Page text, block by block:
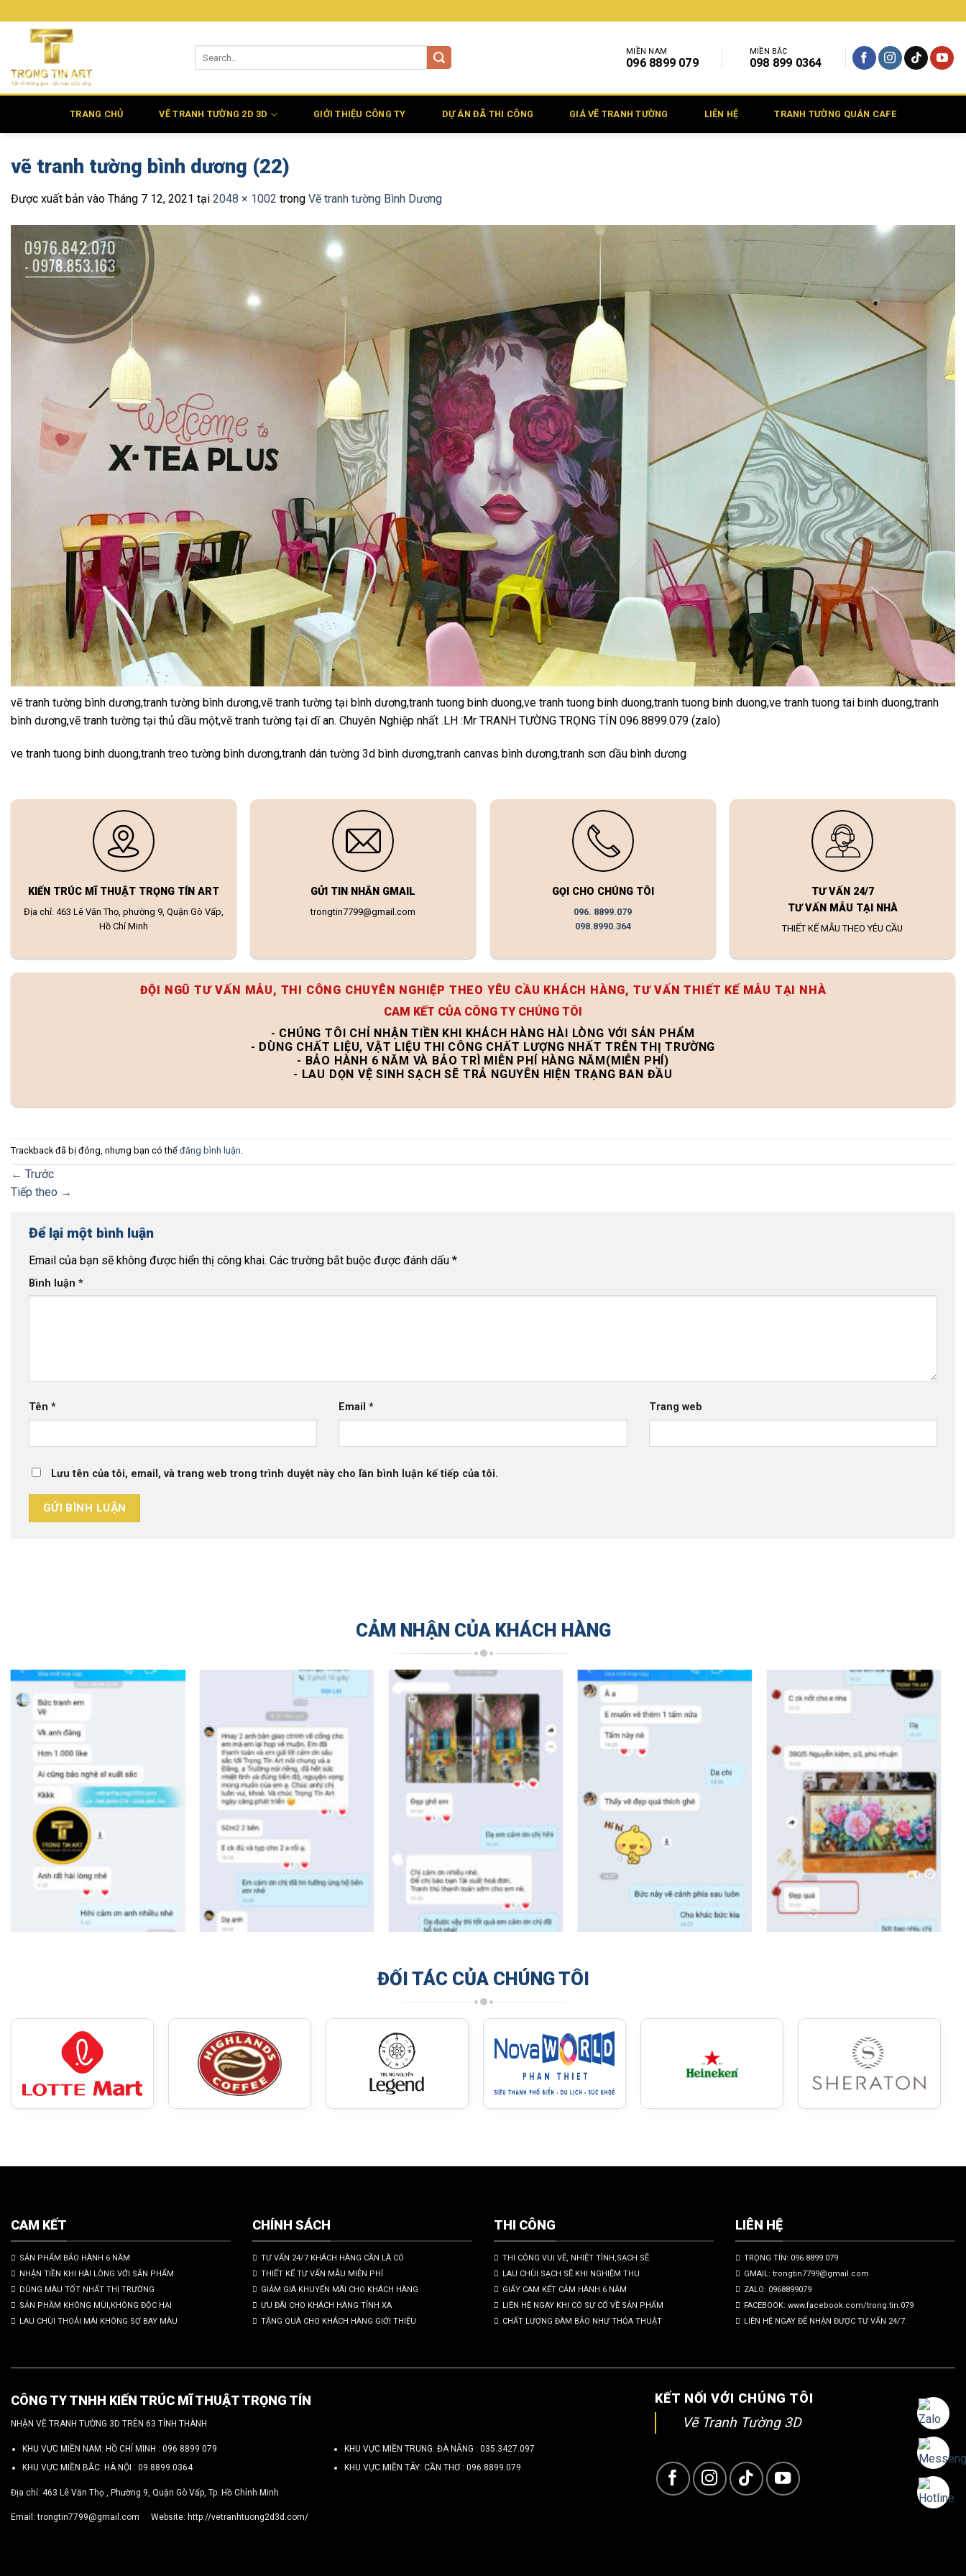
qua
MIỀN NAM
096 8899 079
MIỀN BẮC
098 899 0364
TRANG CHỦ VẼ TRANH TƯỜNG 2D 3D GIỚI THIỆU CÔNG TY DỰ ÁN ĐÃ THI CÔNG GIÁ VẼ TRANH TƯỜNG LIÊN HỆ TRANH TƯỜNG QUÁN CAFE
vẽ tranh tường bình dương (22)
Được xuất bản vào Tháng 7 12, 2021 tại 2048 × 1002 trong Vẽ tranh tường Bình Dương
vẽ tranh tường bình dương,tranh tường bình dương,vẽ tranh tường tại bình dương,tranh tuong binh duong,ve tranh tuong binh duong,tranh tuong binh duong,ve tranh tuong tai binh duong,tranh
bình dương,vẽ tranh tường tại thủ dầu một,vẽ tranh tường tại dĩ an. Chuyên Nghiệp nhất .LH :Mr TRANH TƯỜNG TRỌNG TÍN 096.8899.079 (zalo)
ve tranh tuong binh duong,tranh treo tường bình dương,tranh dán tường 3d bình dương,tranh canvas bình dương,tranh sơn dầu bình dương
KIẾN TRÚC MĨ THUẬT TRỌNG TÍN ART
Địa chỉ: 463 Lê Văn Thọ, phường 9, Quận Gò Vấp,
Hồ Chí Minh
GỬI TIN NHẮN GMAIL
trongtin7799@gmail.com
GỌI CHO CHÚNG TÔI
096. 8899.079
098.8990.364
TƯ VẤN 24/7
TƯ VẤN MẪU TẠI NHÀ
THIẾT KẾ MẪU THEO YÊU CẦU
ĐỘI NGŨ TƯ VẤN MẪU, THI CÔNG CHUYÊN NGHIỆP THEO YÊU CẦU KHÁCH HÀNG, TƯ VẤN THIẾT KẾ MẪU TẠI NHÀ
CAM KẾT CỦA CÔNG TY CHÚNG TÔI
- CHÚNG TÔI CHỈ NHẬN TIỀN KHI KHÁCH HÀNG HÀI LÒNG VỚI SẢN PHẨM
- DÙNG CHẤT LIỆU, VẬT LIỆU THI CÔNG CHẤT LƯỢNG NHẤT TRÊN THỊ TRƯỜNG
- BẢO HÀNH 6 NĂM VÀ BẢO TRÌ MIỄN PHÍ HÀNG NĂM(MIỄN PHÍ)
- LAU DỌN VỆ SINH SẠCH SẼ TRẢ NGUYÊN HIỆN TRẠNG BAN ĐẦU
Trackback đã bị đóng, nhưng bạn có thể đăng bình luận.
← Trước
Tiếp theo →
Để lại một bình luận
Email của bạn sẽ không được hiển thị công khai. Các trường bắt buộc được đánh dấu *
Bình luận *
Tên * Email* Trang web
Lưu tên của tôi, email, và trang web trong trình duyệt này cho lần bình luận kế tiếp của tôi.
CẢM NHẬN CỦA KHÁCH HÀNG
ĐỐI TÁC CỦA CHÚNG TÔI
CAM KẾT
SẢN PHẨM BẢO HÀNH 6 NĂM
NHẬN TIỀN KHI HÀI LÒNG VỚI SẢN PHẨM
DÙNG MÀU TỐT NHẤT THỊ TRƯỜNG
SẢN PHẦM KHÔNG MÙI,KHÔNG ĐỘC HẠI
LAU CHÙI THOẢI MÁI KHÔNG SỢ BAY MÀU
CHÍNH SÁCH
TƯ VẤN 24/7 KHÁCH HÀNG CẦN LÀ CÓ
THIẾT KẾ TƯ VẤN MẪU MIỄN PHÍ
GIẢM GIÁ KHUYẾN MÃI CHO KHÁCH HÀNG
ƯU ĐÃI CHO KHÁCH HÀNG TỈNH XA
TẶNG QUÀ CHO KHÁCH HÀNG GIỚI THIỆU
THI CÔNG
THI CÔNG VUI VẼ, NHIỆT TÌNH,SẠCH SẼ
LAU CHÙI SẠCH SẼ KHI NGHIỆM THU
GIẤY CAM KẾT CẢM HÀNH 6 NĂM
LIÊN HỆ NGAY KHI CÓ SỰ CỐ VỀ SẢN PHẨM
CHẤT LƯỢNG ĐÀM BẢO NHƯ THỎA THUẬT
LIÊN HỆ
TRỌNG TÍN: 096.8899.079
GMAIL: trongtin7799@gmail.com
ZALO: 0968899079
FACEBOOK: www.facebook.com/trong.tin.079
LIÊN HỆ NGAY ĐỂ NHẬN ĐƯỢC TƯ VẤN 24/7.
CÔNG TY TNHH KIẾN TRÚC MĨ THUẬT TRỌNG TÍN
NHẬN VẼ TRANH TƯỜNG 3D TRÊN 63 TỈNH THÀNH
KHU VỰC MIỀN NAM: HỒ CHÍ MINH : 096 8899 079
KHU VỰC MIỀN BẮC: HÀ NỘI : 09.8899.0364
KHU VỰC MIỀN TRUNG: ĐÀ NẴNG : 035.3427.097
KHU VỰC MIỀN TÂY: CẦN THƠ : 096.8899.079
Địa chỉ: 463 Lê Văn Thọ , Phường 9, Quận Gò Vấp, Tp. Hồ Chính Minh
Email:trongtin7799@gmail.com Website: http://vetranhtuong2d3d.com/
KẾT NỐI VỚI CHÚNG TÔI
Vẽ Tranh Tường 3D